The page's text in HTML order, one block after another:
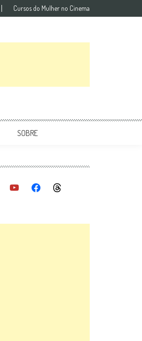
Cursos do Mulher no Cinema
SOBRE